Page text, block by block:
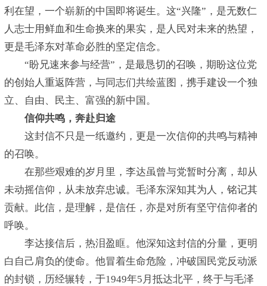
利在望，一个崭新的中国即将诞生。这“兴隆”，是无数仁
人志士用鲜血和生命换来的果实，是人民对未来的热望，
更是毛泽东对革命必胜的坚定信念。
“盼兄速来参与经营”，是最恳切的召唤，期盼这位党
的创始人重返阵营，与同志们共绘蓝图，携手建设一个独
立、自由、民主、富强的新中国。
信仰共鸣，奔赴归途
这封信不只是一纸邀约，更是一次信仰的共鸣与精神
的召唤。
在那些艰难的岁月里，李达虽曾与党暂时分离，却从
未动摇信仰，从未放弃忠诚。毛泽东深知其为人，铭记其
贡献。此信，是理解，是信任，亦是对所有坚守信仰者的
呼唤。
李达接信后，热泪盈眶。他深知这封信的分量，更明
白自己肩负的使命。他冒着生命危险，冲破国民党反动派
的封锁，历经辗转，于1949年5月抵达北平，终于与毛泽